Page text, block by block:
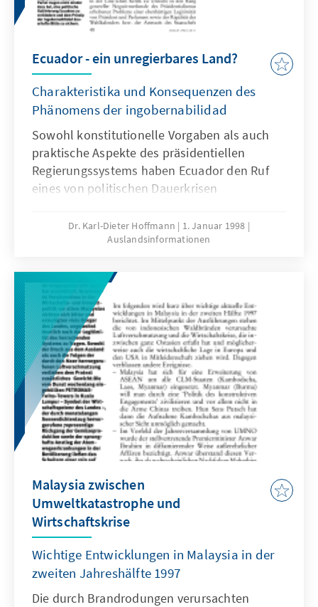
Ecuador - ein unregierbares Land?
Charakteristika und Konsequenzen des
Phänomens der ingobernabilidad
Sowohl konstitutionelle Vorgaben als auch
praktische Aspekte des präsidentiellen
Regierungssystems haben Ecuador den Ruf
eines von politischen Dauerkrisen
Dr. Karl-Dieter Hoffmann
1. Januar 1998
Auslandsinformationen
Malaysia zwischen
Umweltkatastrophe und
Wirtschaftskrise
Wichtige Entwicklungen in Malaysia in der
zweiten Jahreshälfte 1997
Die durch Brandrodungen verursachten